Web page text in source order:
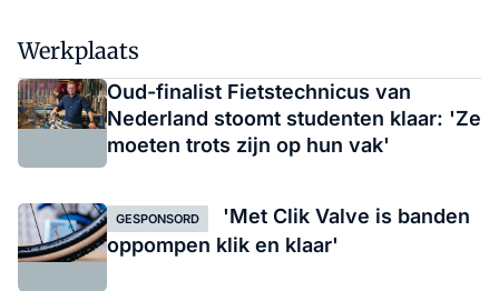
Werkplaats
Oud-finalist Fietstechnicus van
Nederland stoomt studenten klaar: 'Ze
moeten trots zijn op hun vak'
GESPONSORD
'Met Clik Valve is banden
oppompen klik en klaar'